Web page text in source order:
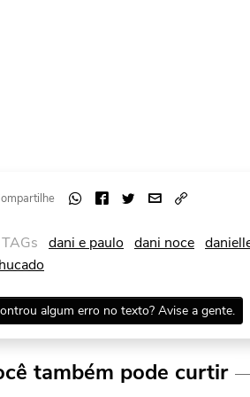
TAGs dani e paulo dani noce
algum erro no texto? Avise a gente.
também pode curtir